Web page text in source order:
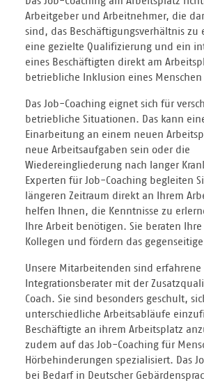
Arbeitgeber und Arbeitnehmer, die
sind, das Beschäftigungsverhältnis zu
eine gezielte Qualifizierung und ein
eines Beschäftigten direkt am
betriebliche Inklusion eines
Das Job-Coaching eignet sich für
betriebliche Situationen. Das kann
Einarbeitung an einem neuen
neue Arbeitsaufgaben sein oder die
Wiedereingliederung nach langer
Experten für Job-Coaching begleiten
längeren Zeitraum direkt an Ihrem
helfen Ihnen, die Kenntnisse zu
Ihre Arbeit benötigen. Sie beraten
Kollegen und fördern das
Unsere Mitarbeitenden sind erfahrene
Integrationsberater mit der
Coach. Sie sind besonders geschult,
unterschiedliche Arbeitsabläufe
Beschäftigte an ihrem Arbeitsplatz
zudem auf das Job-Coaching für
Hörbehinderungen spezialisiert. Das
bei Bedarf in Deutscher